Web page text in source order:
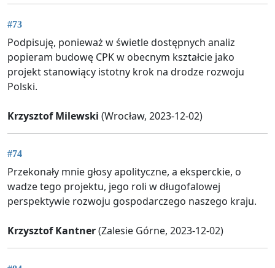
#73
Podpisuję, ponieważ w świetle dostępnych analiz
popieram budowę CPK w obecnym kształcie jako
projekt stanowiący istotny krok na drodze rozwoju
Polski.
Krzysztof Milewski (Wrocław, 2023-12-02)
#74
Przekonały mnie głosy apolityczne, a eksperckie, o
wadze tego projektu, jego roli w długofalowej
perspektywie rozwoju gospodarczego naszego kraju.
Krzysztof Kantner(Zalesie Górne, 2023-12-02)